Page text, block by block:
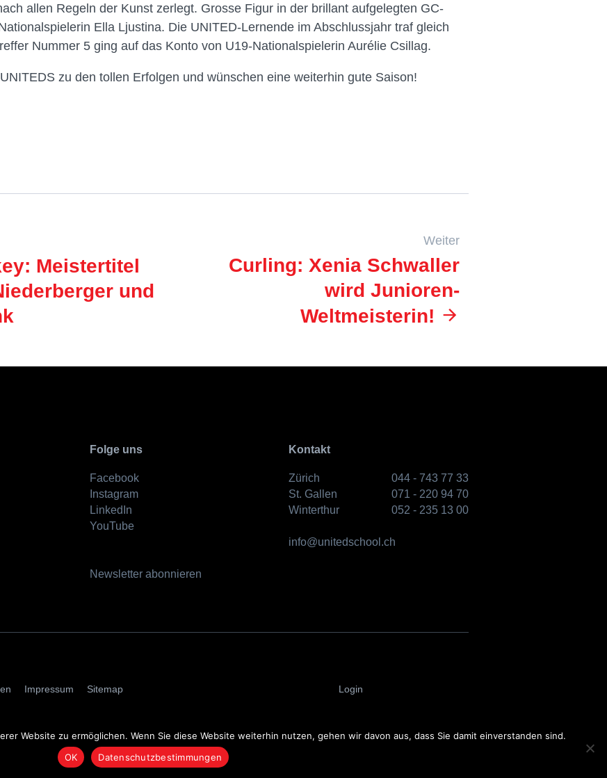
allen Regeln der Kunst zerlegt. Grosse Figur in der brillant aufgelegten GC-
Ella Ljustina. Die UNITED-Lernende im Abschlussjahr traf gleich
Nummer 5 ging auf das Konto von U19-Nationalspielerin Aurélie Csillag.
zu den tollen Erfolgen und wünschen eine weiterhin gute Saison!
Meistertitel
und
Weiter
Curling: Xenia Schwaller
wird Junioren-
Weltmeisterin!
Folge uns
Facebook
Instagram
LinkedIn
YouTube
Newsletter abonnieren
Kontakt
Zürich
044 - 743 77 33
St. Gallen
071 - 220 94 70
Winterthur
052 - 235 13 00
info@unitedschool.ch
AGBs
Impressum Sitemap Login
Website zu ermöglichen. Wenn Sie diese Website weiterhin nutzen, gehen wir davon aus, dass Sie damit einverstanden sind.
OK
Datenschutzbestimmungen